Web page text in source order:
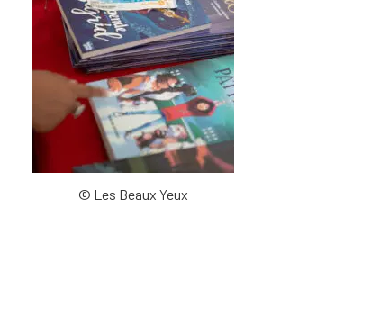
© Les Beaux Yeux